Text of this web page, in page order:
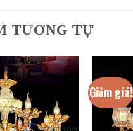
TƯƠNG TỰ
Giảm giá!